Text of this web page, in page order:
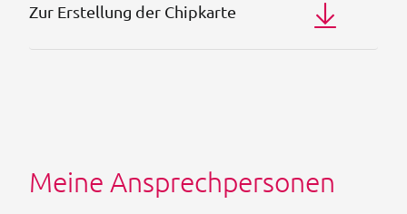
Zur Erstellung der Chipkarte
Meine Ansprechpersonen